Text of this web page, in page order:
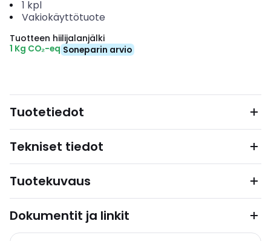
1 kpl
Vakiokäyttötuote
Tuotteen hiilijalanjälki
1 Kg CO₂-eq Soneparin arvio
Tuotetiedot
Tekniset tiedot
Tuotekuvaus
Dokumentit ja linkit